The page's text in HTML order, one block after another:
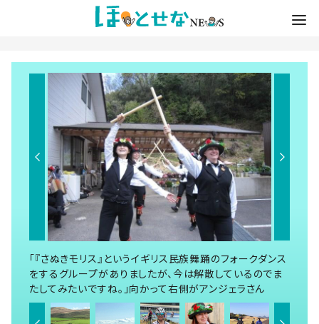
「『さぬきモリス』というイギリス民族舞踊のフォークダンス
をするグループがありましたが、今は解散しているのでま
たしてみたいですね。」向かって右側がアンジェラさん